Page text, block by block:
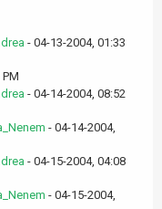
- 04-13-2004, 01:33
- 04-14-2004, 08:52
- 04-14-2004,
- 04-15-2004, 04:08
- 04-15-2004,